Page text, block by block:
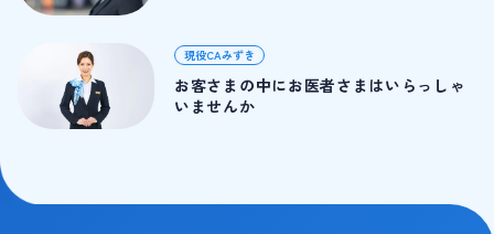
現役CAみずき
お客さまの中にお医者さまはいらっしゃ
いませんか